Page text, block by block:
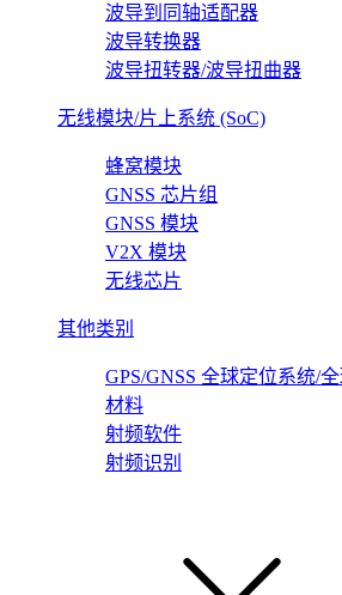
波导到同轴适配器
波导转换器
波导扭转器/波导扭曲器
无线模块/片上系统 (SoC)
蜂窝模块
GNSS 芯片组
GNSS 模块
V2X 模块
无线芯片
其他类别
GPS/GNSS 全球定位系统/
材料
射频软件
射频识别